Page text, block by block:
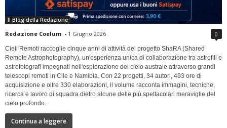
Il Blog della Redazione
Redazione Coelum - 1 Giugno 2026 0
Cieli Remoti raccoglie cinque anni di attività del progetto ShaRA (Shared
Remote Astrophotography), un'esperienza unica di collaborazione tra astrofili e
astrofotografi impegnati nell'esplorazione del cielo australe attraverso grandi
telescopi remoti in Cile e Namibia. Con 22 progetti, 34 autori, 493 ore di
acquisizione e oltre 330 elaborazioni, il volume racconta immagini, tecniche,
ricerca e lavoro di squadra dietro alcune delle più spettacolari meraviglie del
cielo profondo.
Continua a leggere